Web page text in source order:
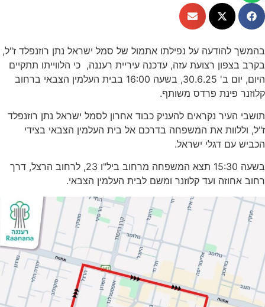
בהמשך להודעה על נפילתו אתמול של סמל ישראל נתן רוזנפלד ז"ל,
בקרב בצפון רצועת עזה, עדכנה עיריית רעננה, כי הלווייתו תתקיים
היום, יום ב' 30.6.25, בשעה 16:00 בבית העלמין הצבאי ברחוב
קלוזנר פינת פרדס משותף.
תושבי העיר נקראים להעניק כבוד אחרון לסמל ישראל נתן רוזנפלד
ז"ל, וללוות את המשפחה בדרכם אל בית העלמין הצבאי בצידי
הכביש עם דגלי ישראל.
בשעה 15:30 תצא המשפחה מרחוב ביל"ו 23, לרחוב הרצל, דרך
רחוב אחוזה ועד קלוזנר ומשם לבית העלמין הצבאי.